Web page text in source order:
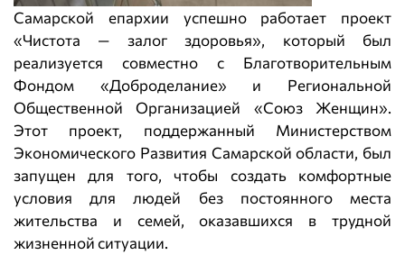
Самарской епархии успешно работает проект
«Чистота — залог здоровья», который был
реализуется совместно с Благотворительным
Фондом «Доброделание» и Региональной
Общественной Организацией «Союз Женщин».
Этот проект, поддержанный Министерством
Экономического Развития Самарской области, был
запущен для того, чтобы создать комфортные
условия для людей без постоянного места
жительства и семей, оказавшихся в трудной
жизненной ситуации.